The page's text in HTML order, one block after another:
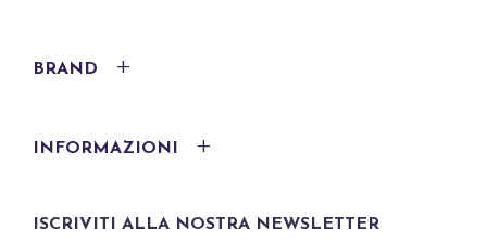
BRAND
INFORMAZIONI
ISCRIVITI ALLA NOSTRA NEWSLETTER